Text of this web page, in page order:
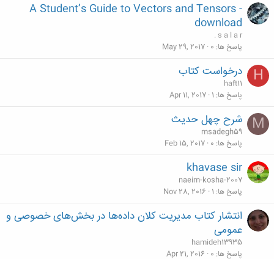
A Student’s Guide to Vectors and Tensors -
download
. s a l a r
پاسخ ها 0
May 29, 2017
H درخواست كتاب
haft11
پاسخ ها 1
Apr 11, 2017
M شرح چهل حدیث
msadegh59
پاسخ ها 0
Feb 15, 2017
khavase sir
naeim-kosha-2007
پاسخ ها 1
Nov 28, 2016
انتشار کتاب مدیریت کلان داده‌ها در بخش‌های خصوصی و
عمومی
hamideh13935
پاسخ ها 0
Apr 21, 2016